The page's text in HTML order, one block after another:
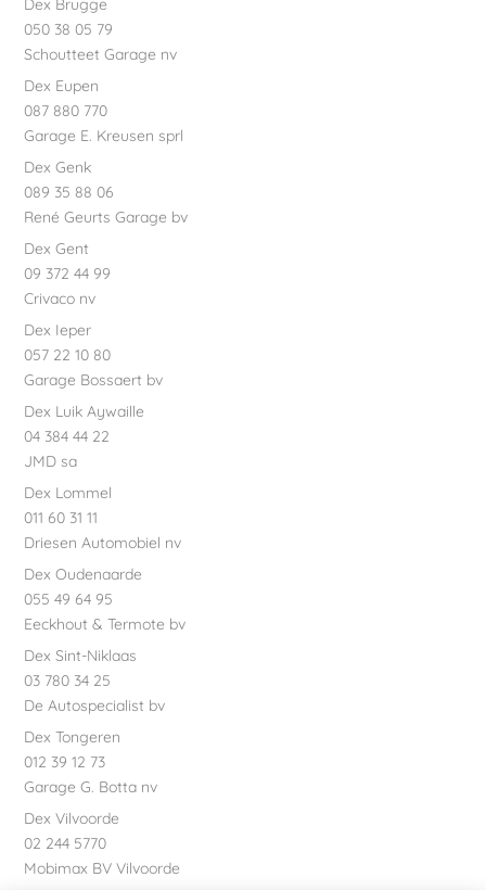
Dex Brugge
050 38 05 79
Schoutteet Garage nv
Dex Eupen
087 880 770
Garage E. Kreusen sprl
Dex Genk
089 35 88 06
René Geurts Garage bv
Dex Gent
09 372 44 99
Crivaco nv
Dex Ieper
057 22 10 80
Garage Bossaert bv
Dex Luik Aywaille
04 384 44 22
JMD sa
Dex Lommel
011 60 31 11
Driesen Automobiel nv
Dex Oudenaarde
055 49 64 95
Eeckhout & Termote bv
Dex Sint-Niklaas
03 780 34 25
De Autospecialist bv
Dex Tongeren
012 39 12 73
Garage G. Botta nv
Dex Vilvoorde
02 244 5770
Mobimax BV Vilvoorde